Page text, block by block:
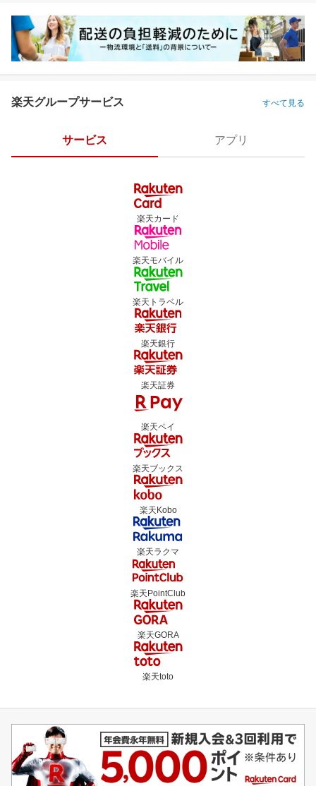
楽天グループサービス すべて見る
サービス アプリ
楽天カード
楽天モバイル
楽天トラベル
楽天銀行
楽天証券
楽天ペイ
楽天ブックス
楽天Kobo
楽天ラクマ
楽天PointClub
楽天GORA
楽天toto